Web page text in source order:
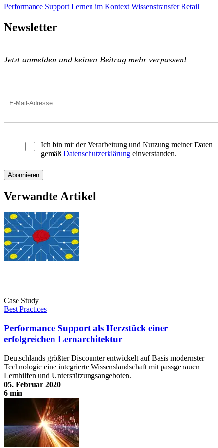
Performance Support Lernen im Kontext Wissenstransfer Retail
Newsletter
Jetzt anmelden und keinen Beitrag mehr verpassen!
Ich bin mit der Verarbeitung und Nutzung meiner Daten
gemäß Datenschutzerklärung einverstanden.
Verwandte Artikel
Case Study
Best Practices
Performance Support als Herzstück einer
erfolgreichen Lernarchitektur
Deutschlands größter Discounter entwickelt auf Basis modernster
Technologie eine integrierte Wissenslandschaft mit passgenauen
Lernhilfen und Unterstützungsangeboten.
05. Februar 2020
6 min
Performance Support als Herzstück einer erfolgreichen
Lernarchitektur